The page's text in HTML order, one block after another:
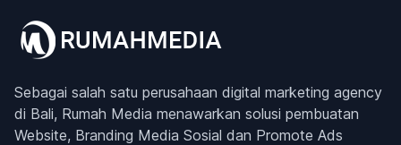
Sebagai salah satu perusahaan digital marketing agency
di Bali, Rumah Media menawarkan solusi pembuatan
Website, Branding Media Sosial dan Promote Ads